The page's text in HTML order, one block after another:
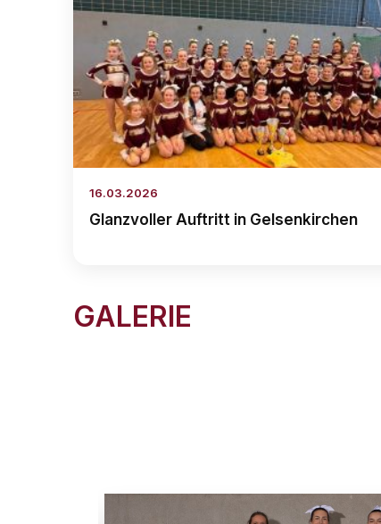
16.03.2026
Glanzvoller Auftritt in Gelsenkirchen
GALERIE